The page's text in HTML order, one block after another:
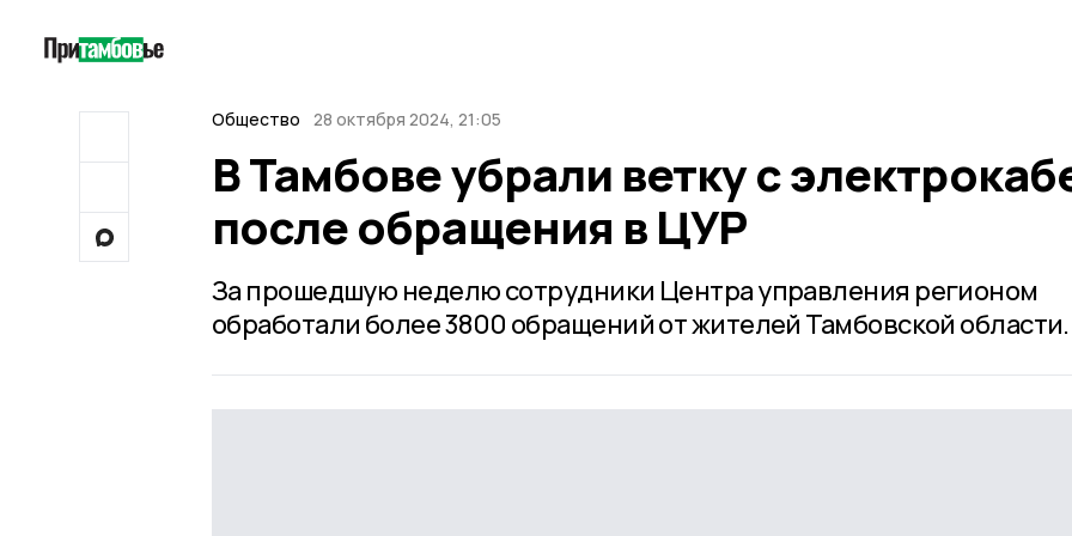
Общество 28 октября 2024, 21:05
В Тамбове убрали ветку с
после обращения в ЦУР
За прошедшую неделю сотрудники Центра управления регионом
обработали более 3800 обращений от жителей Тамбовской области.